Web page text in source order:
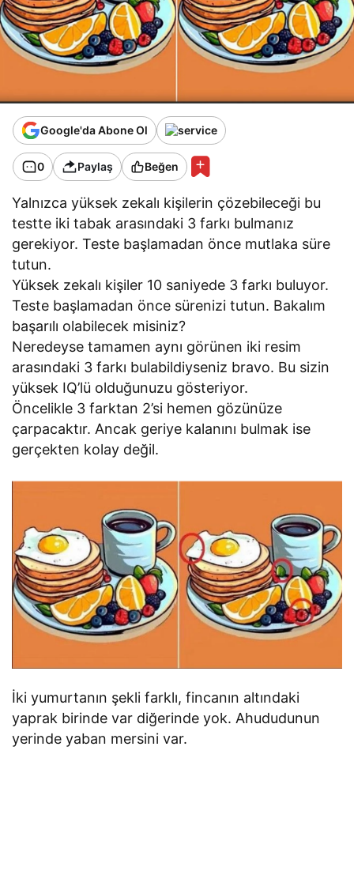
Google'da Abone Ol
0 Paylaş Beğen
Yalnızca yüksek zekalı kişilerin çözebileceği bu
testte iki tabak arasındaki 3 farkı bulmanız
gerekiyor. Teste başlamadan önce mutlaka süre
tutun.
Yüksek zekalı kişiler 10 saniyede 3 farkı buluyor.
Teste başlamadan önce sürenizi tutun. Bakalım
başarılı olabilecek misiniz?
Neredeyse tamamen aynı görünen iki resim
arasındaki 3 farkı bulabildiyseniz bravo. Bu sizin
yüksek IQ’lü olduğunuzu gösteriyor.
Öncelikle 3 farktan 2’si hemen gözünüze
çarpacaktır. Ancak geriye kalanını bulmak ise
gerçekten kolay değil.
İki yumurtanın şekli farklı, fincanın altındaki
yaprak birinde var diğerinde yok. Ahududunun
yerinde yaban mersini var.